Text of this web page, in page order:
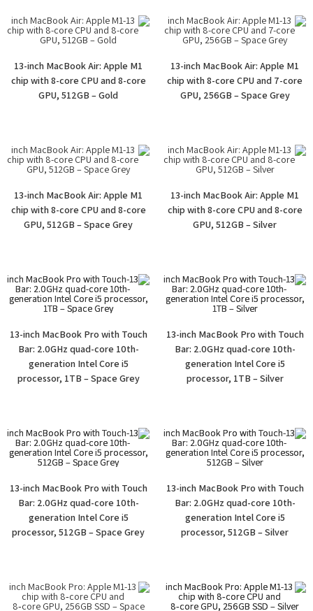
13-inch MacBook Air: Apple M1
chip with 8-core CPU and 7-core
GPU, 256GB – Space Grey
13-inch MacBook Air: Apple M1
chip with 8-core CPU and 8-core
GPU, 512GB – Gold
13-inch MacBook Air: Apple M1
chip with 8-core CPU and 8-core
GPU, 512GB – Silver
13-inch MacBook Air: Apple M1
chip with 8-core CPU and 8-core
GPU, 512GB – Space Grey
13-inch MacBook Pro with Touch
Bar: 2.0GHz quad-core 10th-
generation Intel Core i5
processor, 1TB – Silver
13-inch MacBook Pro with Touch
Bar: 2.0GHz quad-core 10th-
generation Intel Core i5
processor, 1TB – Space Grey
13-inch MacBook Pro with Touch
Bar: 2.0GHz quad-core 10th-
generation Intel Core i5
processor, 512GB – Silver
13-inch MacBook Pro with Touch
Bar: 2.0GHz quad-core 10th-
generation Intel Core i5
processor, 512GB – Space Grey